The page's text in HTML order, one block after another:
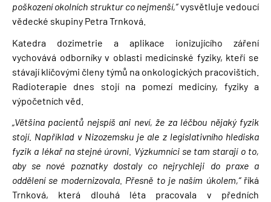
poškození okolních struktur co nejmenší,“vysvětluje vedoucí
vědecké skupiny Petra Trnková.
Katedra dozimetrie a aplikace ionizujícího záření
vychovává odborníky v oblasti medicínské fyziky, kteří se
stávají klíčovými členy týmů na onkologických pracovištích.
Radioterapie dnes stojí na pomezí medicíny, fyziky a
výpočetních věd.
„Většina pacientů nejspíš ani neví, že za léčbou nějaký fyzik
stojí. Například v Nizozemsku je ale z legislativního hlediska
fyzik a lékař na stejné úrovni. Výzkumníci se tam starají o to,
aby se nové poznatky dostaly co nejrychleji do praxe a
oddělení se modernizovala. Přesně to je naším úkolem,“říká
Trnková, která dlouhá léta pracovala v předních